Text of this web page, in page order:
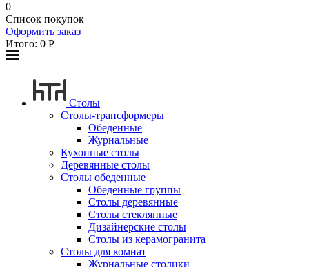
0
Список покупок
Оформить заказ
Итого: 0 Р
Столы
Столы-трансформеры
Обеденные
Журнальные
Кухонные столы
Деревянные столы
Столы обеденные
Обеденные группы
Столы деревянные
Столы стеклянные
Дизайнерские столы
Столы из керамогранита
Столы для комнат
Журнальные столики